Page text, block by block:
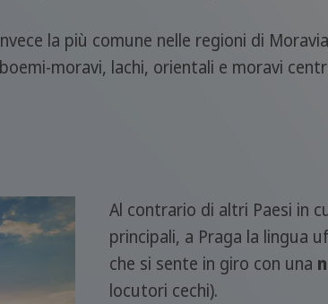
la più comune nelle regioni di
moravi, lachi, orientali e moravi
Al contrario di altri Paesi in
principali, a Praga la lingua
che si sente in giro con una
locutori cechi).